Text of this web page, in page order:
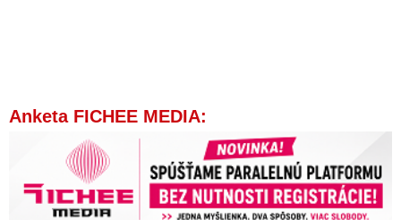
Anketa FICHEE MEDIA: